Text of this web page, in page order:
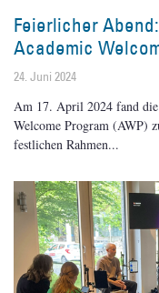
Feierlicher
Academic
24. Juni 2024
Am 17. April 2024 fand
Welcome Program (AWP)
festlichen Rahmen